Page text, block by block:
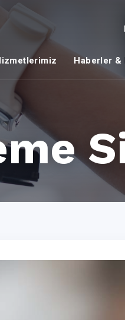
Haberler &